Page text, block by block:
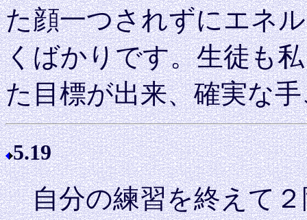
た顔一つされずにエネ
くばかりです。生徒も
た目標が出来、確実な
5.19
自分の練習を終えて２